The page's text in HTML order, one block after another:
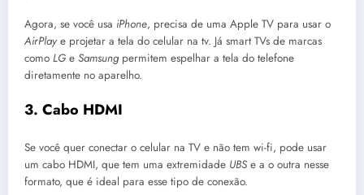
Agora, se você usa iPhone, precisa de uma Apple TV para usar o
AirPlay e projetar a tela do celular na tv. Já smart TVs de marcas
como LG e Samsungpermitem espelhar a tela do telefone
diretamente no aparelho.
3. Cabo HDMI
Se você quer conectar o celular na TV e não tem wi-fi, pode usar
um cabo HDMI, que tem uma extremidade UBSe a o outra nesse
formato, que é ideal para esse tipo de conexão.